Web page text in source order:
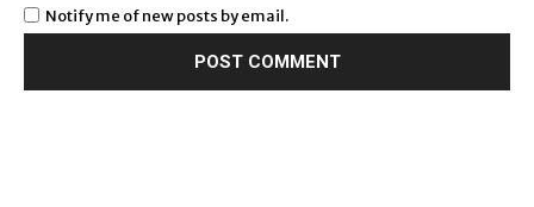
Notify me of new posts by email.